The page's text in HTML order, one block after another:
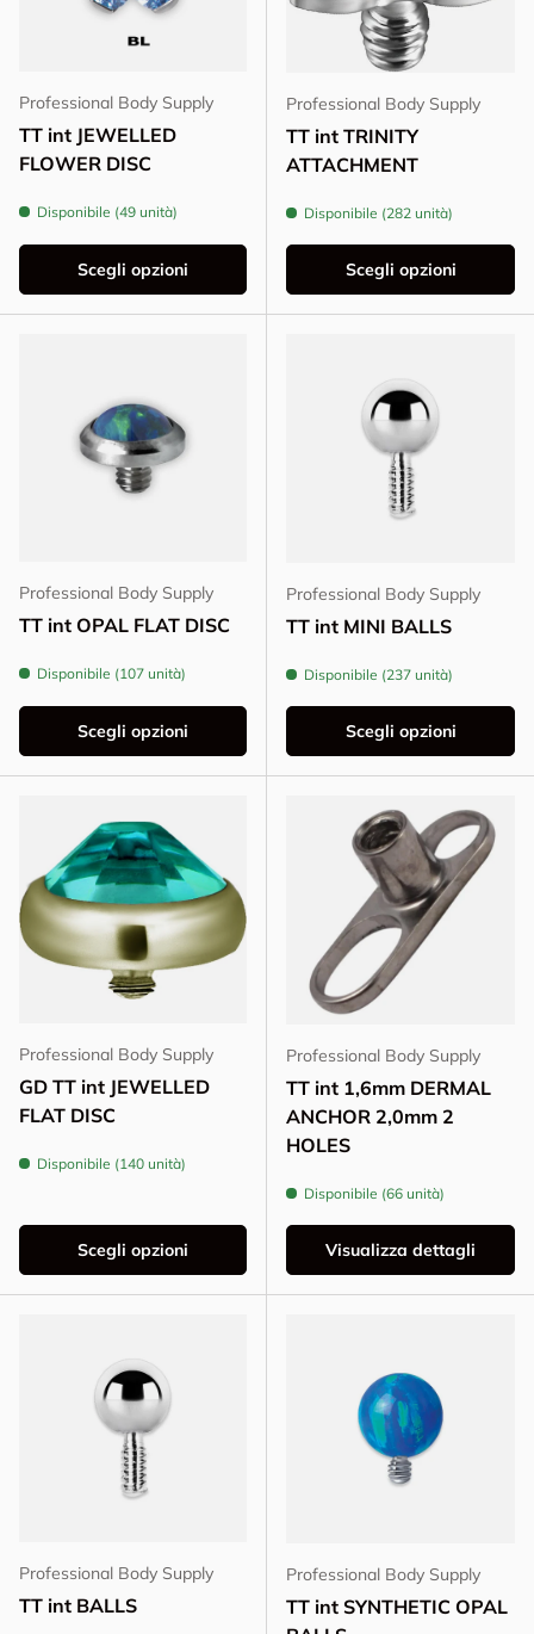
Professional Body Supply
TT int JEWELLED
FLOWER DISC
Disponibile (49 unità)
Scegli opzioni
Professional Body Supply
TT int TRINITY
ATTACHMENT
Disponibile (282 unità)
Scegli opzioni
Professional Body Supply
TT int OPAL FLAT DISC
Disponibile (107 unità)
Scegli opzioni
Professional Body Supply
TT int MINI BALLS
Disponibile (237 unità)
Scegli opzioni
Professional Body Supply
GD TT int JEWELLED
FLAT DISC
Disponibile (140 unità)
Scegli opzioni
Professional Body Supply
TT int 1,6mm DERMAL
ANCHOR 2,0mm 2
HOLES
Disponibile (66 unità)
Visualizza dettagli
Professional Body Supply
TT int BALLS
Professional Body Supply
TT int SYNTHETIC OPAL